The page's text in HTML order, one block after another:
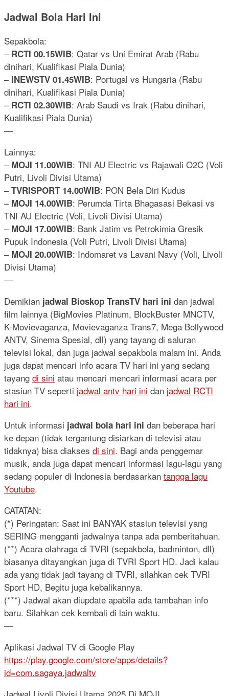
Jadwal Bola Hari Ini
Sepakbola:
– RCTI 00.15WIB: Qatar vs Uni Emirat Arab (Rabu
dinihari, Kualifikasi Piala Dunia)
– INEWSTV 01.45WIB: Portugal vs Hungaria (Rabu
dinihari, Kualifikasi Piala Dunia)
– RCTI 02.30WIB: Arab Saudi vs Irak (Rabu dinihari,
Kualifikasi Piala Dunia)
—
Lainnya:
– MOJI 11.00WIB: TNI AU Electric vs Rajawali O2C (Voli
Putri, Livoli Divisi Utama)
–TVRISPORT 14.00WIB: PON Bela Diri Kudus
– MOJI 14.00WIB: Perumda Tirta Bhagasasi Bekasi vs
TNI AU Electric (Voli, Livoli Divisi Utama)
– MOJI 17.00WIB: Bank Jatim vs Petrokimia Gresik
Pupuk Indonesia (Voli Putri, Livoli Divisi Utama)
– MOJI 20.00WIB: Indomaret vs Lavani Navy (Voli, Livoli
Divisi Utama)
—
Demikian jadwal Bioskop TransTV hari ini dan jadwal
film lainnya (BigMovies Platinum, BlockBuster MNCTV,
K-Movievaganza, Movievaganza Trans7, Mega Bollywood
ANTV, Sinema Spesial, dll) yang tayang di saluran
televisi lokal, dan juga jadwal sepakbola malam ini. Anda
juga dapat mencari info acara TV hari ini yang sedang
tayang di sini atau mencari mencari informasi acara per
stasiun TV seperti jadwal antv hari ini dan jadwal RCTI
hari ini.
Untuk informasi jadwal bola hari ini dan beberapa hari
ke depan (tidak tergantung disiarkan di televisi atau
tidaknya) bisa diakses di sini. Bagi anda penggemar
musik, anda juga dapat mencari informasi lagu-lagu yang
sedang populer di Indonesia berdasarkan tangga lagu
Youtube.
CATATAN:
(*) Peringatan: Saat ini BANYAK stasiun televisi yang
SERING mengganti jadwalnya tanpa ada pemberitahuan.
(**) Acara olahraga di TVRI (sepakbola, badminton, dll)
biasanya ditayangkan juga di TVRI Sport HD. Jadi kalau
ada yang tidak jadi tayang di TVRI, silahkan cek TVRI
Sport HD, Begitu juga kebalikannya.
(***) Jadwal akan diupdate apabila ada tambahan info
baru. Silahkan cek kembali di lain waktu.
—
Aplikasi Jadwal TV di Google Play
https://play.google.com/store/apps/details?
id=com.sagaya.jadwaltv